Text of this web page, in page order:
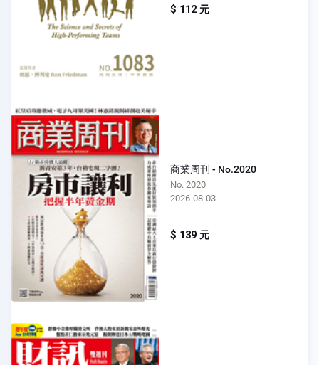
$ 112 元
商業周刊 - No.2020
No. 2020
2026-08-03
$ 139 元